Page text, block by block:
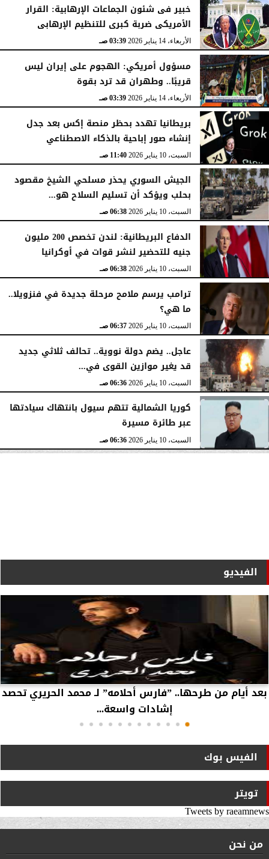
خبير فى شئون الجماعات الإرهابية: القرار
الأمريكى ضربة كبرى للتنظيم الإرهابى
الأربعاء، 14 يناير 2026 03:39 صـ
مسؤول أمريكي: الهجوم على إيران ليس
قريبًا.. وطهران قد ترد بقوة
الأربعاء، 14 يناير 2026 03:39 صـ
بريطانيا تهدد بحظر منصة إكس بعد جدل
إنشاء صور إباحية بالذكاء الاصطناعي
السبت، 10 يناير 2026 11:40 صـ
الجيش السوري يحذر مسلحي الشيخ مقصود
بحلب ويؤكد أن تسليم السلاح هو...
السبت، 10 يناير 2026 06:38 صـ
الدفاع البريطانية: لندن تخصص 200 مليون
جنيه للتحضير لنشر قوات في أوكرانيا
السبت، 10 يناير 2026 06:38 صـ
ترامب يرسم ملامح مرحلة جديدة في فنزويلا..
ما هي؟
السبت، 10 يناير 2026 06:37 صـ
عاجل.. يضم دولة نووية.. تحالف ثلاثي جديد
قد يغير موازين القوى في...
السبت، 10 يناير 2026 06:36 صـ
كوريا الشمالية تتهم سيول بانتهاك سيادتها
عبر طائرة مسيرة
السبت، 10 يناير 2026 06:36 صـ
الفيديو
بعد أيام من طرحها.. ”فارس أحلامه” لـ محمد الحريري تحصد
إشادات واسعة...
الفيس بوك
تويتر
Tweets by raeamnews
من نحن